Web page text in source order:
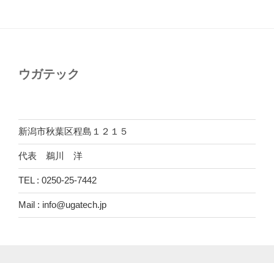
ウガテック
新潟市秋葉区程島１２１５
代表 鵜川 洋
TEL : 0250-25-7442
Mail : info@ugatech.jp